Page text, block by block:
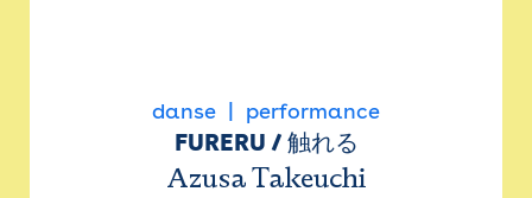
danse performance
FURERU / 触れる
Azusa Takeuchi